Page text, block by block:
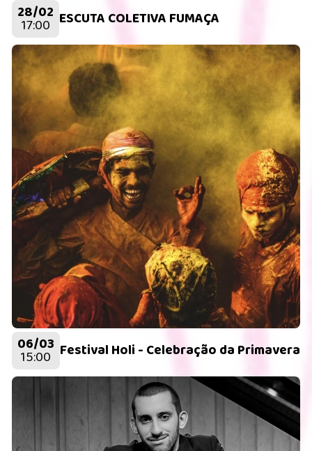
28/02
17:00 ESCUTA COLETIVA FUMAÇA
06/03
15:00 Festival Holi - Celebração da Primavera